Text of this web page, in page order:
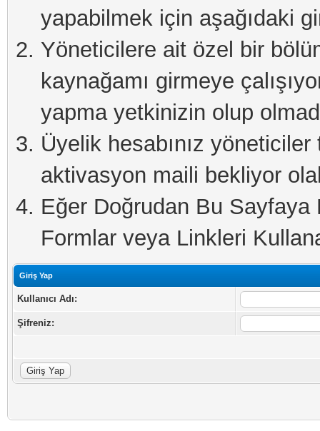
yapabilmek için aşağıdaki
Yöneticilere ait özel bir
kaynağamı girmeye
yapma yetkinizin olup
Üyelik hesabınız
aktivasyon maili bekliyor
Eğer Doğrudan Bu
Formlar veya Linkleri
Giriş Yap
Kullanıcı Adı:
Şifreniz: